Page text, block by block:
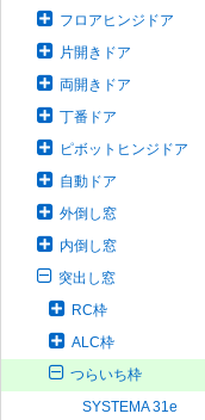
フロアヒンジドア
片開きドア
両開きドア
丁番ドア
ピボットヒンジドア
自動ドア
外倒し窓
内倒し窓
突出し窓
RC枠
ALC枠
つらいち枠
SYSTEMA 31e